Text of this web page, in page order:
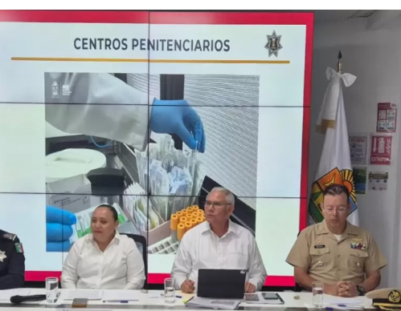
C5 y el despliegue operativo en campo permitieron la
relacionados con reportes de robo o probables hechos
24 mil 622 revisiones preventivasa personas y unidades
en zonas estratégicas y puntos de alta movilidad.